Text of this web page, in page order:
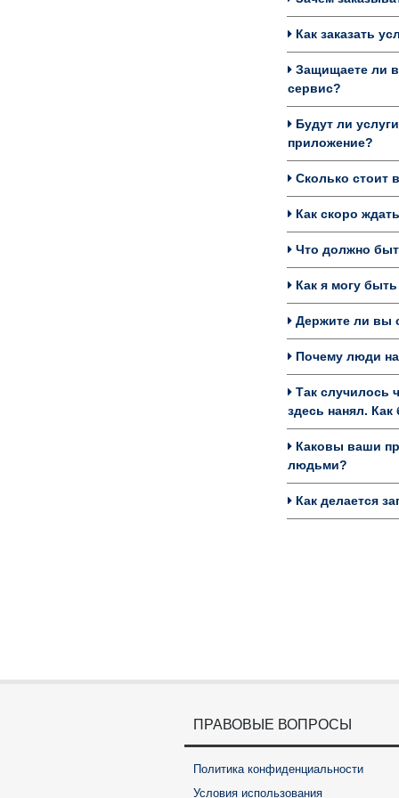
Как заказать
Защищаете ли
сервис?
Будут ли
приложение?
Сколько стоит
Как скоро
Что должно
Как я могу
Держите ли вы
Почему люди
Так случилось
здесь нанял.
Каковы ваши
людьми?
Как делается
ПРАВОВЫЕ ВОПРОСЫ
Политика конфиденциальности
Условия использования